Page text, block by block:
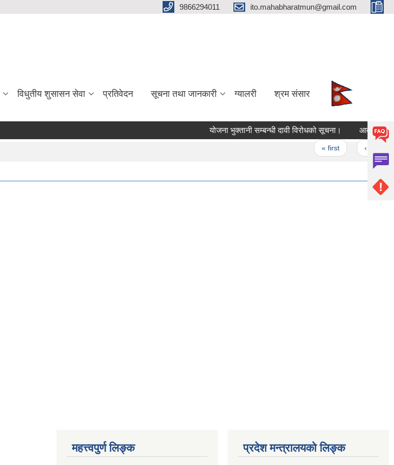
9866294011 ito.mahabharatmun@gmail.com
विधुतीय शुसासन सेवा प्रतिवेदन सूचना तथा जानकारी ग्यालरी श्रम संसार
योजना भुक्तानी सम्बन्धी दावी विरोधको सूचना।
« first ‹ previous
महत्त्वपुर्ण लिङ्क प्रदेश मन्त्रालयको लिङ्क